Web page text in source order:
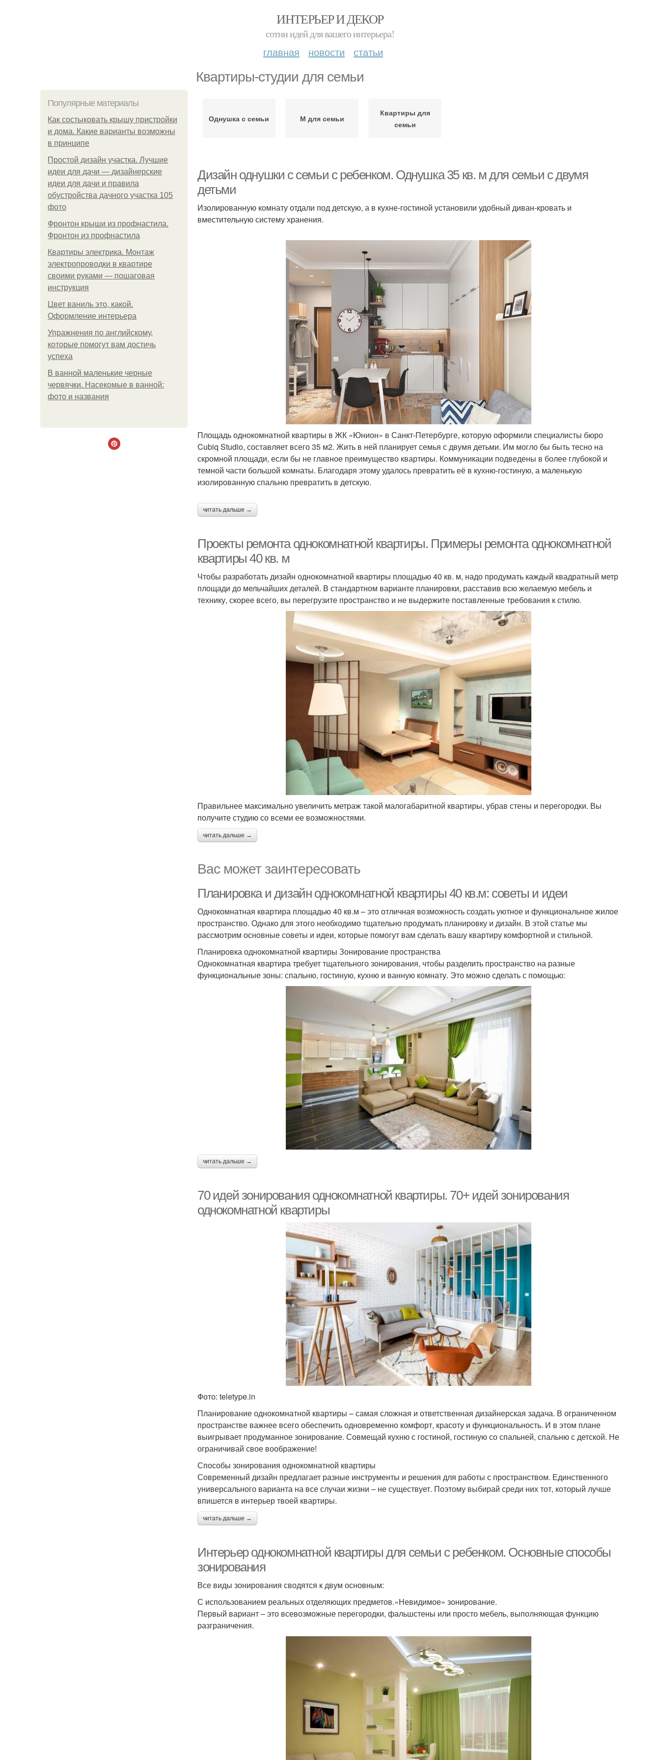
ИНТЕРЬЕР И ДЕКОР
сотни идей для вашего интерьера!
главная новости статьи
Квартиры-студии для семьи
Популярные материалы
Как состыковать крышу пристройки
и дома. Какие варианты возможны
в принципе
Простой дизайн участка. Лучшие
идеи для дачи — дизайнерские
идеи для дачи и правила
обустройства дачного участка 105
фото
Фронтон крыши из профнастила.
Фронтон из профнастила
Квартиры электрика. Монтаж
электропроводки в квартире
своими руками — пошаговая
инструкция
Цвет ваниль это, какой.
Оформление интерьера
Упражнения по английскому,
которые помогут вам достичь
успеха
В ванной маленькие черные
червячки. Насекомые в ванной:
фото и названия
Однушка с семьи М для семьи
Квартиры для
семьи
Дизайн однушки с семьи с ребенком. Однушка 35 кв. м для семьи с двумя
детьми
Изолированную комнату отдали под детскую, а в кухне-гостиной установили удобный диван-кровать и
вместительную систему хранения.
Площадь однокомнатной квартиры в ЖК «Юнион» в Санкт-Петербурге, которую оформили специалисты бюро
Cubiq Studio, составляет всего 35 м2. Жить в ней планирует семья с двумя детьми. Им могло бы быть тесно на
скромной площади, если бы не главное преимущество квартиры. Коммуникации подведены в более глубокой и
темной части большой комнаты. Благодаря этому удалось превратить её в кухню-гостиную, а маленькую
изолированную спальню превратить в детскую.
читать дальше →
Проекты ремонта однокомнатной квартиры. Примеры ремонта однокомнатной
квартиры 40 кв. м
Чтобы разработать дизайн однокомнатной квартиры площадью 40 кв. м, надо продумать каждый квадратный метр
площади до мельчайших деталей. В стандартном варианте планировки, расставив всю желаемую мебель и
технику, скорее всего, вы перегрузите пространство и не выдержите поставленные требования к стилю.
Правильнее максимально увеличить метраж такой малогабаритной квартиры, убрав стены и перегородки. Вы
получите студию со всеми ее возможностями.
читать дальше →
Вас может заинтересовать
Планировка и дизайн однокомнатной квартиры 40 кв.м: советы и идеи
Однокомнатная квартира площадью 40 кв.м – это отличная возможность создать уютное и функциональное жилое
пространство. Однако для этого необходимо тщательно продумать планировку и дизайн. В этой статье мы
рассмотрим основные советы и идеи, которые помогут вам сделать вашу квартиру комфортной и стильной.
Планировка однокомнатной квартиры Зонирование пространства
Однокомнатная квартира требует тщательного зонирования, чтобы разделить пространство на разные
функциональные зоны: спальню, гостиную, кухню и ванную комнату. Это можно сделать с помощью:
читать дальше →
70 идей зонирования однокомнатной квартиры. 70+ идей зонирования
однокомнатной квартиры
Фото: teletype.in
Планирование однокомнатной квартиры – самая сложная и ответственная дизайнерская задача. В ограниченном
пространстве важнее всего обеспечить одновременно комфорт, красоту и функциональность. И в этом плане
выигрывает продуманное зонирование. Совмещай кухню с гостиной, гостиную со спальней, спальню с детской. Не
ограничивай свое воображение!
Способы зонирования однокомнатной квартиры
Современный дизайн предлагает разные инструменты и решения для работы с пространством. Единственного
универсального варианта на все случаи жизни – не существует. Поэтому выбирай среди них тот, который лучше
впишется в интерьер твоей квартиры.
читать дальше →
Интерьер однокомнатной квартиры для семьи с ребенком. Основные способы
зонирования
Все виды зонирования сводятся к двум основным:
С использованием реальных отделяющих предметов.«Невидимое» зонирование.
Первый вариант – это всевозможные перегородки, фальшстены или просто мебель, выполняющая функцию
разграничения.